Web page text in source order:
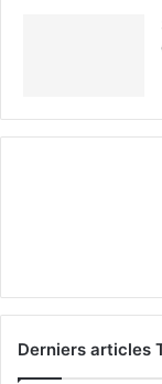
Derniers articles